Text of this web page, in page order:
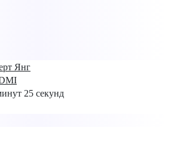
Янг
25 секунд